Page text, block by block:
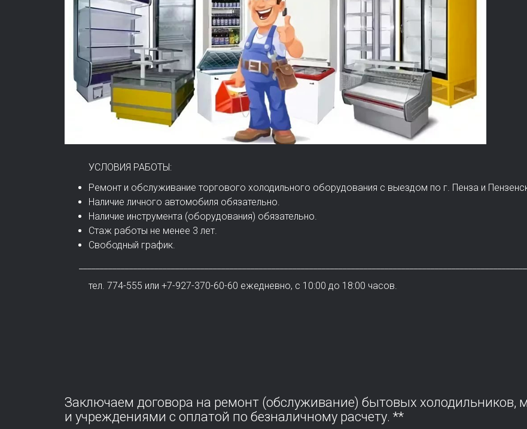
УСЛОВИЯ РАБОТЫ:
Ремонт и обслуживание торгового холодильного оборудования с выездом по г. Пенза и
Наличие личного автомобиля обязательно.
Наличие инструмента (оборудования) обязательно.
Стаж работы не менее 3 лет.
Свободный график.
тел. 774-555 или +7-927-370-60-60 ежедневно, с 10:00 до 18:00 часов.
Заключаем договора на ремонт (обслуживание) бытовых холодильников,
и учреждениями с оплатой по безналичному расчету. **